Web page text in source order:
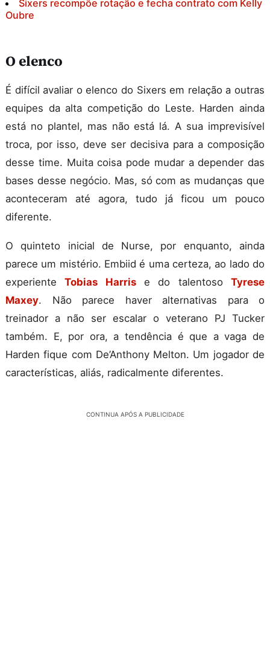
Sixers recompõe rotação e fecha contrato com Kelly
Oubre
O elenco
É difícil avaliar o elenco do Sixers em relação a outras
equipes da alta competição do Leste. Harden ainda
está no plantel, mas não está lá. A sua imprevisível
troca, por isso, deve ser decisiva para a composição
desse time. Muita coisa pode mudar a depender das
bases desse negócio. Mas, só com as mudanças que
aconteceram até agora, tudo já ficou um pouco
diferente.
O quinteto inicial de Nurse, por enquanto, ainda
parece um mistério. Embiid é uma certeza, ao lado do
experienteTobias Harrise do talentosoTyrese
Maxey. Não parece haver alternativas para o
treinador a não ser escalar o veterano PJ Tucker
também. E, por ora, a tendência é que a vaga de
Harden fique com De’Anthony Melton. Um jogador de
características, aliás, radicalmente diferentes.
CONTINUA APÓS A PUBLICIDADE